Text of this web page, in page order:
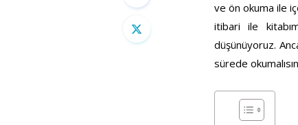
ve ön okuma ile
itibari ile
düşünüyoruz.
sürede